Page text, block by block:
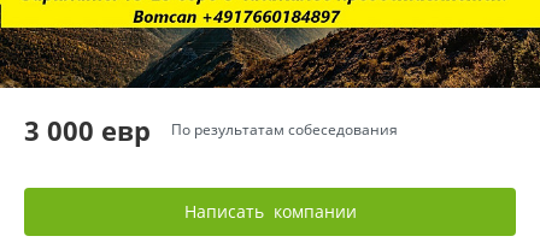
3 000 евр По результатам собеседования
Написать компании